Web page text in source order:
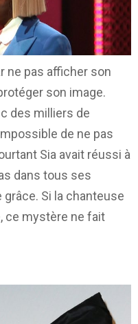
ne pas afficher son
son image.
des milliers de
de ne pas
Sia avait réussi à
dans tous ses
Si la chanteuse
ce mystère ne fait